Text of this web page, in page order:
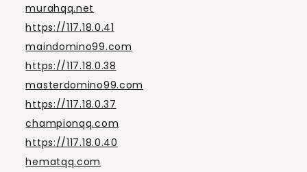
murahqq.net
https://117.18.0.41
maindomino99.com
https://117.18.0.38
masterdomino99.com
https://117.18.0.37
championqq.com
https://117.18.0.40
hematqq.com